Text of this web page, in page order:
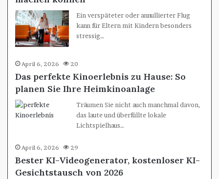
Ein verspäteter oder annullierter Flug
kann für Eltern mit Kindern besonders
stressig…
April 6, 2026 20
Das perfekte Kinoerlebnis zu Hause: So
planen Sie Ihre Heimkinoanlage
Träumen Sie nicht auch manchmal davon,
das laute und überfüllte lokale
Lichtspielhaus…
April 6, 2026 29
Bester KI-Videogenerator, kostenloser KI-
Gesichtstausch von 2026